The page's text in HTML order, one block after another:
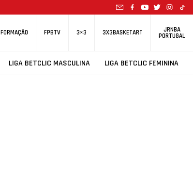
FORMAÇÃO FPBTV 3×3 3X3BASKETART JRNBA
PORTUGAL
LIGA BETCLIC MASCULINA LIGA BETCLIC FEMININA